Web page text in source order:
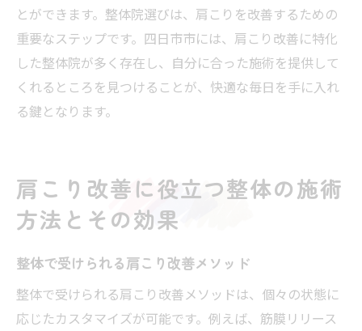
とができます。整体院選びは、肩こりを改善するための
重要なステップです。四日市市には、肩こり改善に特化
した整体院が多く存在し、自分に合った施術を提供して
くれるところを見つけることが、快適な毎日を手に入れ
る鍵となります。
肩こり改善に役立つ整体の施術
方法とその効果
整体で受けられる肩こり改善メソッド
整体で受けられる肩こり改善メソッドは、個々の状態に
応じたカスタマイズが可能です。例えば、筋膜リリース